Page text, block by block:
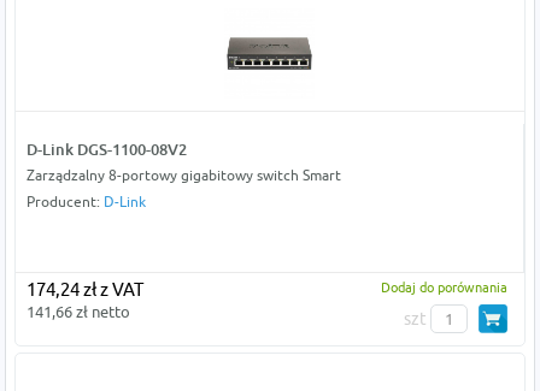
D-Link DGS-1100-08V2
Zarządzalny 8-portowy gigabitowy switch Smart
Producent: D-Link
174,24 zł z VAT
141,66 zł netto
Dodaj do porównania
szt